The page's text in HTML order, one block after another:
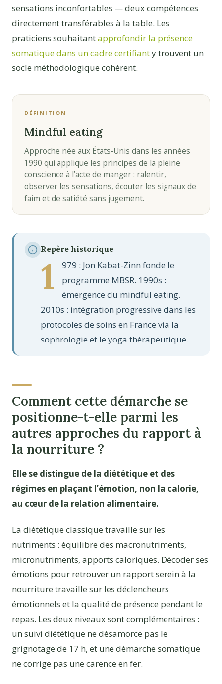
sensations inconfortables — deux compétences
directement transférables à la table. Les
praticiens souhaitantapprofondir la présence
somatique dans un cadre certifianty trouvent un
socle méthodologique cohérent.
DÉFINITION
Mindful eating
Approche née aux États-Unis dans les années
1990 qui applique les principes de la pleine
conscience à l’acte de manger : ralentir,
observer les sensations, écouter les signaux de
faim et de satiété sans jugement.
Repère historique
1
979 : Jon Kabat-Zinn fonde le
programme MBSR. 1990s :
émergence du mindful eating.
2010s : intégration progressive dans les
protocoles de soins en France via la
sophrologie et le yoga thérapeutique.
Comment cette démarche se
positionne-t-elle parmi les
autres approches du rapport à
la nourriture ?
Elle se distingue de la diététique et des
régimes en plaçant l’émotion, non la calorie,
au cœur de la relation alimentaire.
La diététique classique travaille sur les
nutriments : équilibre des macronutriments,
micronutriments, apports caloriques. Décoder ses
émotions pour retrouver un rapport serein à la
nourriture travaille sur les déclencheurs
émotionnels et la qualité de présence pendant le
repas. Les deux niveaux sont complémentaires :
un suivi diététique ne désamorce pas le
grignotage de 17 h, et une démarche somatique
ne corrige pas une carence en fer.